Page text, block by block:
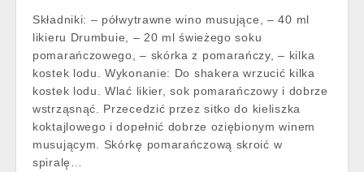
Składniki: – półwytrawne wino musujące, – 40 ml
likieru Drumbuie, – 20 ml świeżego soku
pomarańczowego, – skórka z pomarańczy, – kilka
kostek lodu. Wykonanie: Do shakera wrzucić kilka
kostek lodu. Wlać likier, sok pomarańczowy i dobrze
wstrząsnąć. Przecedzić przez sitko do kieliszka
koktajlowego i dopełnić dobrze oziębionym winem
musującym. Skórkę pomarańczową skroić w
spiralę…